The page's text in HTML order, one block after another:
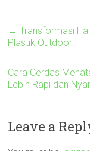
← Transformasi
Plastik Outdoor!
Cara Cerdas
Lebih Rapi dan
Leave a